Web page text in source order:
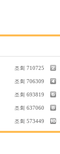
조회 710725
조회 706309
조회 693819
조회 637060
조회 573449